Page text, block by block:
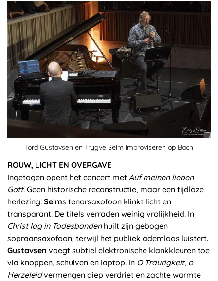
Tord Gustavsen en Trygve Seim improviseren op Bach
ROUW, LICHT EN OVERGAVE
Ingetogen opent het concert met Auf meinen lieben
Gott. Geen historische reconstructie, maar een tijdloze
herlezing: Seims tenorsaxofoon klinkt licht en
transparant. De titels verraden weinig vrolijkheid. In
Christ lag in Todesbandenhuilt zijn gebogen
sopraansaxofoon, terwijl het publiek ademloos luistert.
Gustavsen voegt subtiel elektronische klankkleuren toe
via knoppen, schuiven en laptop. In O Traurigkeit, o
Herzeleidvermengen diep verdriet en zachte warmte